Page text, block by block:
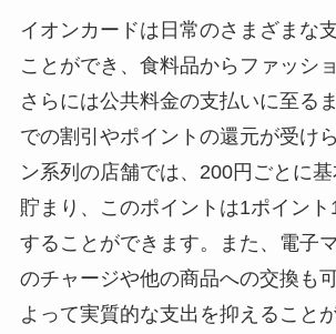
イオンカードは日常のさまざまな
ことができ、食料品からファッシ
さらには公共料金の支払いに至る
での割引やポイントの還元が受け
ン系列の店舗では、200円ごとに
貯まり、このポイントは1ポイント
することができます。また、電子
のチャージや他の商品への交換も
よって実質的な支出を抑えること